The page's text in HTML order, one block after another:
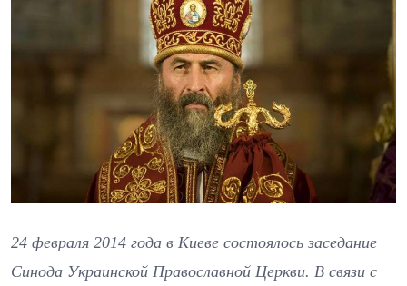
24 февраля 2014 года в Киеве состоялось заседание
Синода Украинской Православной Церкви. В связи с